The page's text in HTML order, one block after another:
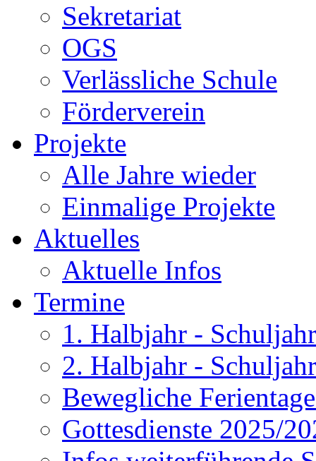
Sekretariat
OGS
Verlässliche Schule
Förderverein
Projekte
Alle Jahre wieder
Einmalige Projekte
Aktuelles
Aktuelle Infos
Termine
1. Halbjahr -
2. Halbjahr -
Bewegliche
Gottesdienste 2025/